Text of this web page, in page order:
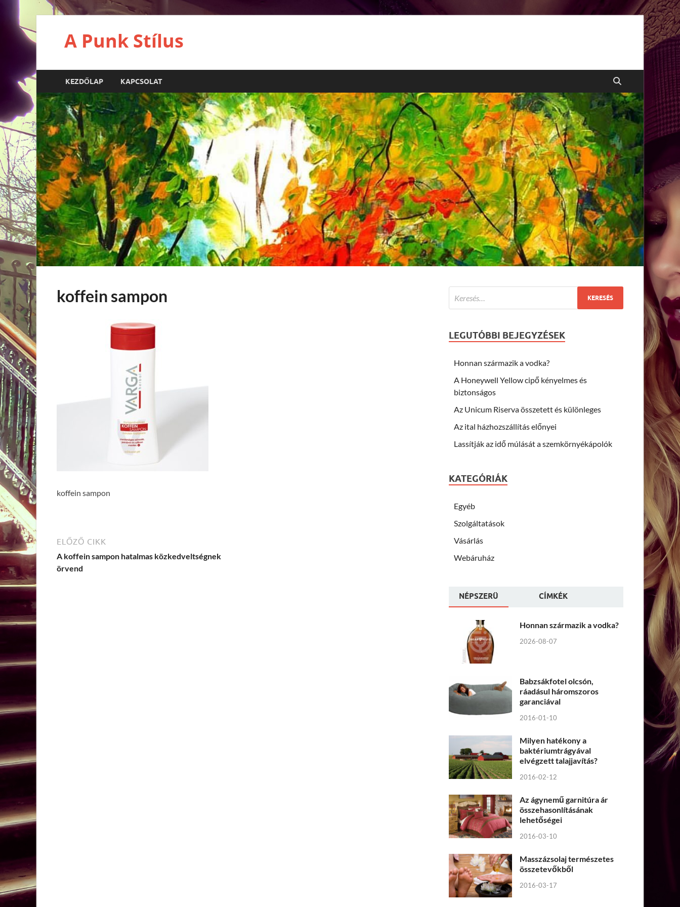
A Punk Stílus
KEZDŐLAP KAPCSOLAT
koffein sampon
koffein sampon
ELŐZŐ CIKK
A koffein sampon hatalmas közkedveltségnek
örvend
LEGUTÓBBI BEJEGYZÉSEK
Honnan származik a vodka?
A Honeywell Yellow cipő kényelmes és
biztonságos
Az Unicum Riserva összetett és különleges
Az ital házhozszállítás előnyei
Lassítják az idő múlását a szemkörnyékápolók
KATEGÓRIÁK
Egyéb
Szolgáltatások
Vásárlás
Webáruház
NÉPSZERÜ CÍMKÉK
Honnan származik a vodka?
2026-08-07
Babzsákfotel olcsón,
ráadásul háromszoros
garanciával
2016-01-10
Milyen hatékony a
baktériumtrágyával
elvégzett talajjavítás?
2016-02-12
Az ágynemű garnitúra ár
összehasonlításának
lehetőségei
2016-03-10
Masszázsolaj természetes
összetevőkből
2016-03-17